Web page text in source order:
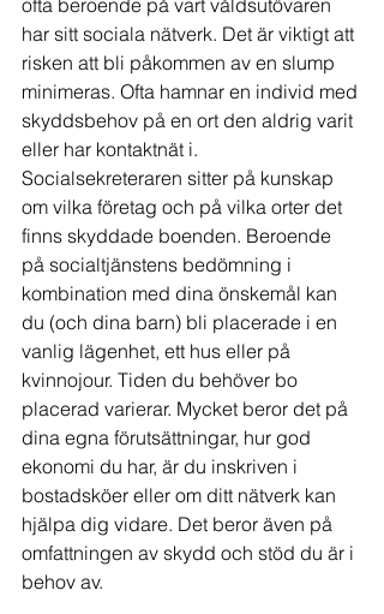
har sitt sociala nätverk. Det är viktigt att
risken att bli påkommen av en slump
minimeras. Ofta hamnar en individ med
skyddsbehov på en ort den aldrig varit
eller har kontaktnät i.
Socialsekreteraren sitter på kunskap
om vilka företag och på vilka orter det
finns skyddade boenden. Beroende
på socialtjänstens bedömning i
kombination med dina önskemål kan
du (och dina barn) bli placerade i en
vanlig lägenhet, ett hus eller på
kvinnojour. Tiden du behöver bo
placerad varierar. Mycket beror det på
dina egna förutsättningar, hur god
ekonomi du har, är du inskriven i
bostadsköer eller om ditt nätverk kan
hjälpa dig vidare. Det beror även på
omfattningen av skydd och stöd du är i
behov av.